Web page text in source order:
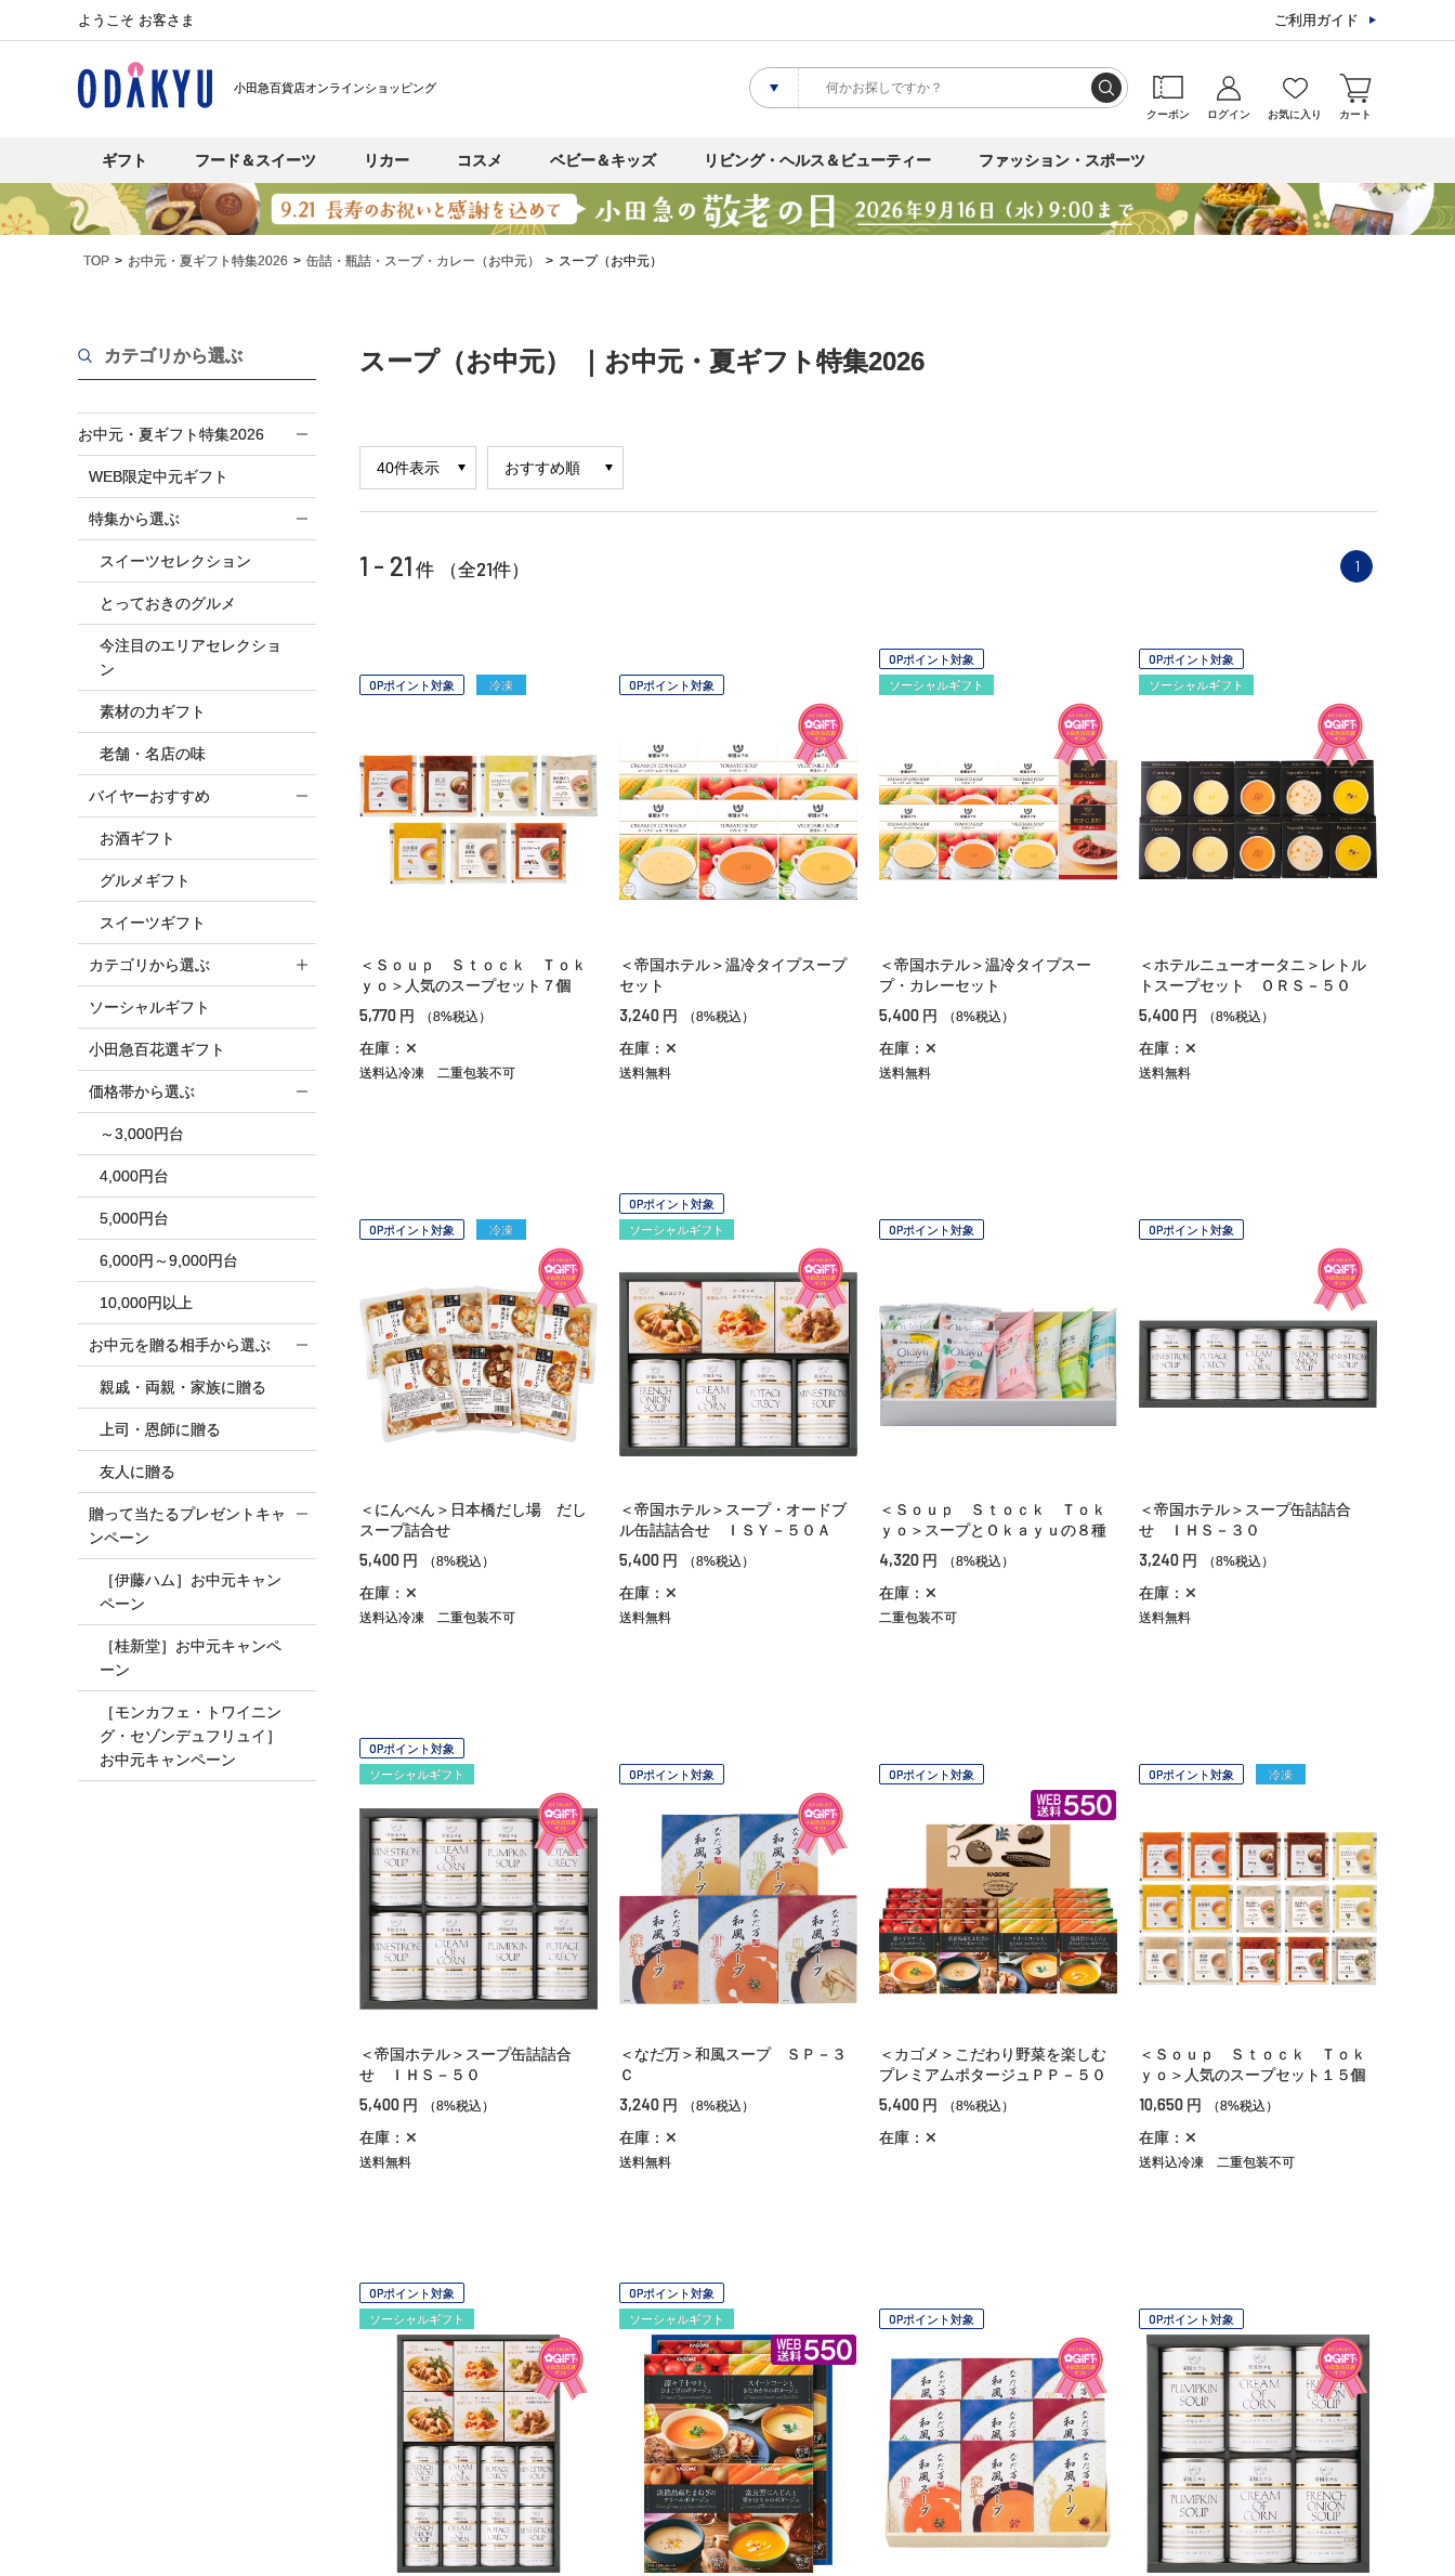
ようこそ お客さま ご利用ガイド
小田急百貨店オンラインショッピング
クーポン ログイン お気に入り カート
ギフト フード＆スイーツ リカー コスメ ベビー＆キッズ リビング・ヘルス＆ビューティー ファッション・スポーツ
TOP お中元・夏ギフト特集2026 缶詰・瓶詰・スープ・カレー（お中元） スープ（お中元）
カテゴリから選ぶ
お中元・夏ギフト特集2026
WEB限定中元ギフト
特集から選ぶ
スイーツセレクション
とっておきのグルメ
今注目のエリアセレクショ
ン
素材の力ギフト
老舗・名店の味
バイヤーおすすめ
お酒ギフト
グルメギフト
スイーツギフト
カテゴリから選ぶ
ソーシャルギフト
小田急百花選ギフト
価格帯から選ぶ
～3,000円台
4,000円台
5,000円台
6,000円～9,000円台
10,000円以上
お中元を贈る相手から選ぶ
親戚・両親・家族に贈る
上司・恩師に贈る
友人に贈る
贈って当たるプレゼントキャ
ンペーン
［伊藤ハム］お中元キャン
ペーン
［桂新堂］お中元キャンペ
ーン
［モンカフェ・トワイニン
グ・セゾンデュフリュイ］
お中元キャンペーン
スープ（お中元） ｜お中元・夏ギフト特集2026
1 - 21 件 （全21件） 1
OPポイント対象 冷凍
＜Ｓｏｕｐ Ｓｔｏｃｋ Ｔｏｋ
ｙｏ＞人気のスープセット７個
5,770 円 （8%税込）
在庫：✕
送料込冷凍 二重包装不可
OPポイント対象
＜帝国ホテル＞温冷タイプスープ
セット
3,240 円 （8%税込）
在庫：✕
送料無料
OPポイント対象
ソーシャルギフト
＜帝国ホテル＞温冷タイプスー
プ・カレーセット
5,400 円 （8%税込）
在庫：✕
送料無料
OPポイント対象
ソーシャルギフト
＜ホテルニューオータニ＞レトル
トスープセット ＯＲＳ－５０
5,400 円 （8%税込）
在庫：✕
送料無料
OPポイント対象 冷凍
＜にんべん＞日本橋だし場 だし
スープ詰合せ
5,400 円 （8%税込）
在庫：✕
送料込冷凍 二重包装不可
OPポイント対象
ソーシャルギフト
＜帝国ホテル＞スープ・オードブ
ル缶詰詰合せ ＩＳＹ－５０Ａ
5,400 円 （8%税込）
在庫：✕
送料無料
OPポイント対象
＜Ｓｏｕｐ Ｓｔｏｃｋ Ｔｏｋ
ｙｏ＞スープとＯｋａｙｕの８種
4,320 円 （8%税込）
在庫：✕
二重包装不可
OPポイント対象
＜帝国ホテル＞スープ缶詰詰合
せ ＩＨＳ－３０
3,240 円 （8%税込）
在庫：✕
送料無料
OPポイント対象
ソーシャルギフト
＜帝国ホテル＞スープ缶詰詰合
せ ＩＨＳ－５０
5,400 円 （8%税込）
在庫：✕
送料無料
OPポイント対象
＜なだ万＞和風スープ ＳＰ－３
Ｃ
3,240 円 （8%税込）
在庫：✕
送料無料
OPポイント対象
＜カゴメ＞こだわり野菜を楽しむ
プレミアムポタージュＰＰ－５０
5,400 円 （8%税込）
在庫：✕
OPポイント対象 冷凍
＜Ｓｏｕｐ Ｓｔｏｃｋ Ｔｏｋ
ｙｏ＞人気のスープセット１５個
10,650 円 （8%税込）
在庫：✕
送料込冷凍 二重包装不可
OPポイント対象
ソーシャルギフト
OPポイント対象
ソーシャルギフト
OPポイント対象 OPポイント対象